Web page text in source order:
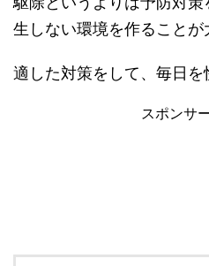
生しない環境を作ることが
適した対策をして、毎日を
スポンサ